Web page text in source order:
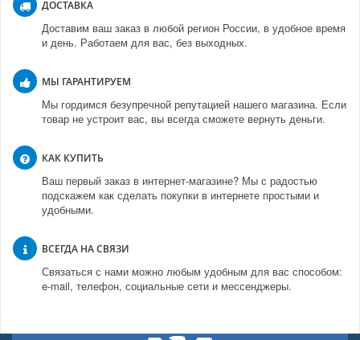
ДОСТАВКА
Доставим ваш заказ в любой регион России, в удобное время
и день. Работаем для вас, без выходных.
МЫ ГАРАНТИРУЕМ
Мы гордимся безупречной репутацией нашего магазина. Если
товар не устроит вас, вы всегда сможете вернуть деньги.
КАК КУПИТЬ
Ваш первый заказ в интернет-магазине? Мы с радостью
подскажем как сделать покупки в интернете простыми и
удобными.
ВСЕГДА НА СВЯЗИ
Связаться с нами можно любым удобным для вас способом:
e-mail, телефон, социальные сети и мессенджеры.